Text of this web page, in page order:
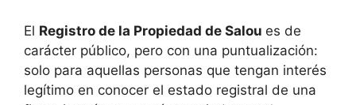
El Registro de la Propiedad de Salou es de
carácter público, pero con una puntualización:
solo para aquellas personas que tengan interés
legítimo en conocer el estado registral de una